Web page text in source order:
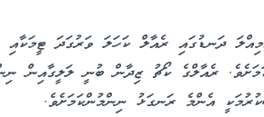
ދަނޑުގައި ރެއާލް ކަހަލަ ވަރުގަދަ ޓީމަކާއި
ރެއާލްގެ ކޯޗު ޒިދާން ބުނީ ލަލީގާއިން
އެންމެ ރަނގަޅު ނިންމުންކަމަށެވެ.